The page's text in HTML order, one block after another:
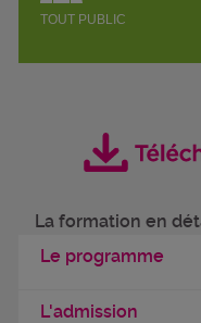
TOUT PUBLIC
La formation en
Le programme
L'admission